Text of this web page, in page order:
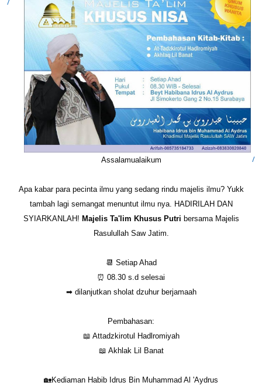
Assalamualaikum
Apa kabar para pecinta ilmu yang sedang rindu majelis ilmu? Yukk
tambah lagi semangat menuntut ilmu nya. HADIRILAH DAN
SYIARKANLAH! Majelis Ta'lim Khusus Putri bersama Majelis
Rasulullah Saw Jatim.
📆 Setiap Ahad
⏰ 08.30 s.d selesai
➡ dilanjutkan sholat dzuhur berjamaah
Pembahasan:
📖 Attadzkirotul Hadlromiyah
📖 Akhlak Lil Banat
🏡Kediaman Habib Idrus Bin Muhammad Al 'Aydrus